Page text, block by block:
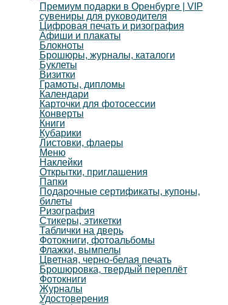
Премиум подарки в Оренбурге | VIP
сувениры для руководителя
Цифровая печать и ризография
Афиши и плакаты
Блокноты
Брошюры, журналы, каталоги
Буклеты
Визитки
Грамоты, дипломы
Календари
Карточки для фотосессии
Конверты
Книги
Кубарики
Листовки, флаеры
Меню
Наклейки
Открытки, приглашения
Папки
Подарочные сертификаты, купоны,
билеты
Ризография
Стикеры, этикетки
Таблички на дверь
Фотокниги, фотоальбомы
Флажки, вымпелы
Цветная, черно-белая печать
Брошюровка, твердый переплёт
Фотокниги
Журналы
Удостоверения